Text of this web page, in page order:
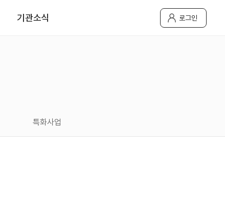
기관소식 로그인
특화사업